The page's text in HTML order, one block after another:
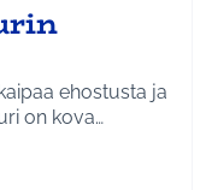
ehostusta ja
on kova…